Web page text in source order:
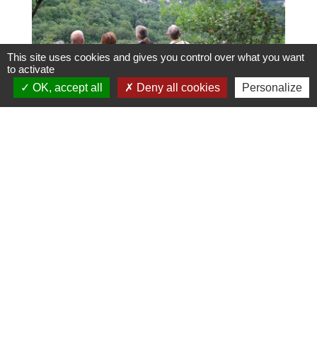
This site uses cookies and gives you control over what you want
to activate
OK, accept all
Deny all cookies Personalize